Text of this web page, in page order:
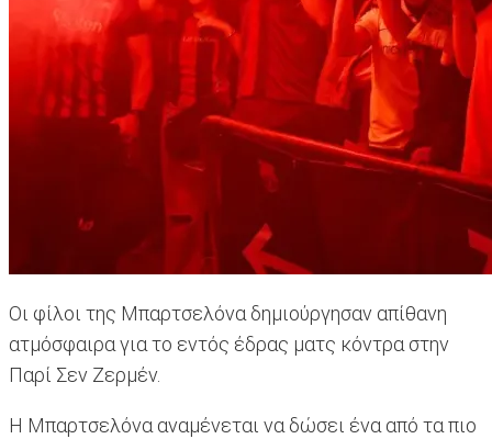
Οι φίλοι της Μπαρτσελόνα δημιούργησαν απίθανη
ατμόσφαιρα για το εντός έδρας ματς κόντρα στην
Παρί Σεν Ζερμέν.
Η Μπαρτσελόνα αναμένεται να δώσει ένα από τα πιο